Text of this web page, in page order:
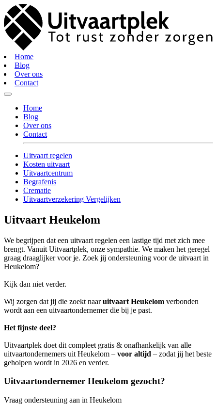
Home
Blog
Over ons
Contact
Home
Blog
Over ons
Contact
Uitvaart regelen
Kosten uitvaart
Uitvaartcentrum
Begrafenis
Crematie
Uitvaartverzekering Vergelijken
Uitvaart Heukelom
We begrijpen dat een uitvaart regelen een lastige tijd met zich mee
brengt. Vanuit Uitvaartplek, onze sympathie. We maken het geregel
graag draaglijker voor je. Zoek jij ondersteuning voor de uitvaart in
Heukelom?
Kijk dan niet verder.
Wij zorgen dat jij die zoekt naaruitvaart Heukelom verbonden
wordt aan een uitvaartondernemer die bij je past.
Het fijnste deel?
Uitvaartplek doet dit compleet gratis & onafhankelijk van alle
uitvaartondernemers uit Heukelom – voor altijd – zodat jij het beste
geholpen wordt in 2026 en verder.
Uitvaartondernemer Heukelom gezocht?
Vraag ondersteuning aan in Heukelom